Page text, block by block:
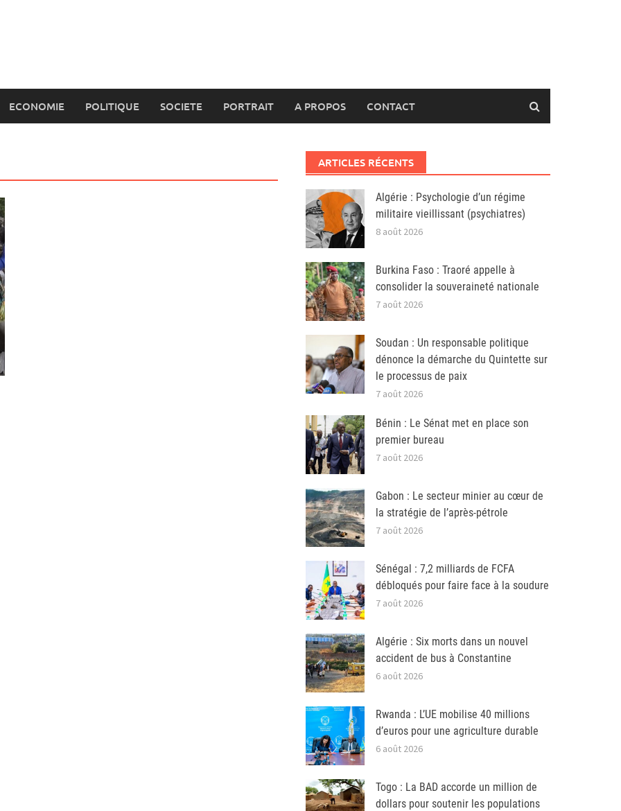
ECONOMIE POLITIQUE SOCIETE PORTRAIT A PROPOS CONTACT
ARTICLES RÉCENTS
Algérie : Psychologie d’un régime
militaire vieillissant (psychiatres)
8 août 2026
Burkina Faso : Traoré appelle à
consolider la souveraineté nationale
7 août 2026
Soudan : Un responsable politique
dénonce la démarche du Quintette sur
le processus de paix
7 août 2026
Bénin : Le Sénat met en place son
premier bureau
7 août 2026
Gabon : Le secteur minier au cœur de
la stratégie de l’après-pétrole
7 août 2026
Sénégal : 7,2 milliards de FCFA
débloqués pour faire face à la soudure
7 août 2026
Algérie : Six morts dans un nouvel
accident de bus à Constantine
6 août 2026
Rwanda : L’UE mobilise 40 millions
d’euros pour une agriculture durable
6 août 2026
Togo : La BAD accorde un million de
dollars pour soutenir les populations